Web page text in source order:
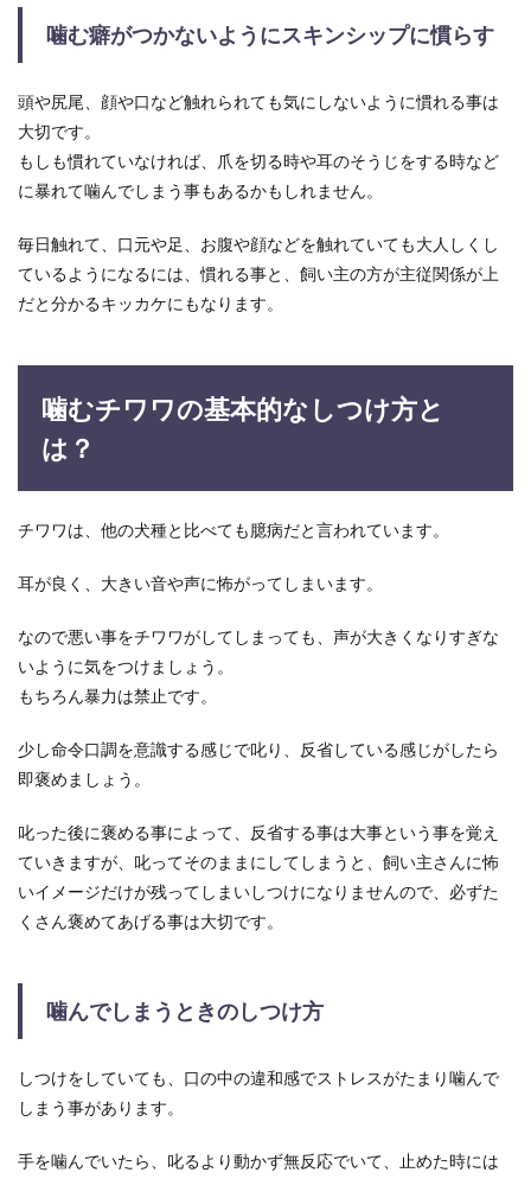
噛む癖がつかないようにスキンシップに慣らす
頭や尻尾、顔や口など触れられても気にしないように慣れる事は
大切です。
もしも慣れていなければ、爪を切る時や耳のそうじをする時など
に暴れて噛んでしまう事もあるかもしれません。
毎日触れて、口元や足、お腹や顔などを触れていても大人しくし
ているようになるには、慣れる事と、飼い主の方が主従関係が上
だと分かるキッカケにもなります。
噛むチワワの基本的なしつけ方と
は？
チワワは、他の犬種と比べても臆病だと言われています。
耳が良く、大きい音や声に怖がってしまいます。
なので悪い事をチワワがしてしまっても、声が大きくなりすぎな
いように気をつけましょう。
もちろん暴力は禁止です。
少し命令口調を意識する感じで叱り、反省している感じがしたら
即褒めましょう。
叱った後に褒める事によって、反省する事は大事という事を覚え
ていきますが、叱ってそのままにしてしまうと、飼い主さんに怖
いイメージだけが残ってしまいしつけになりませんので、必ずた
くさん褒めてあげる事は大切です。
噛んでしまうときのしつけ方
しつけをしていても、口の中の違和感でストレスがたまり噛んで
しまう事があります。
手を噛んでいたら、叱るより動かず無反応でいて、止めた時には